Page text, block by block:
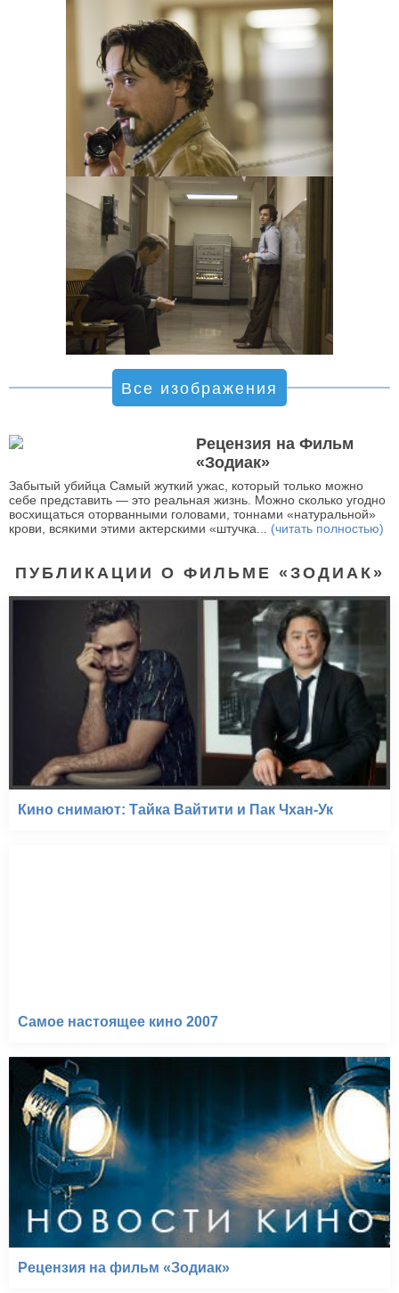
Все изображения
Рецензия на Фильм
«Зодиак»
Забытый убийца Самый жуткий ужас, который только можно
себе представить — это реальная жизнь. Можно сколько угодно
восхищаться оторванными головами, тоннами «натуральной»
крови, всякими этими актерскими «штучка... (читать полностью)
ПУБЛИКАЦИИ О ФИЛЬМЕ «ЗОДИАК»
Кино снимают: Тайка Вайтити и Пак Чхан-Ук
Самое настоящее кино 2007
Рецензия на фильм «Зодиак»